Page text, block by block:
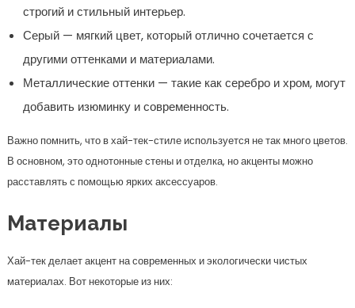
строгий и стильный интерьер.
Серый — мягкий цвет, который отлично сочетается с
другими оттенками и материалами.
Металлические оттенки — такие как серебро и хром, могут
добавить изюминку и современность.
Важно помнить, что в хай-тек-стиле используется не так много цветов.
В основном, это однотонные стены и отделка, но акценты можно
расставлять с помощью ярких аксессуаров.
Материалы
Хай-тек делает акцент на современных и экологически чистых
материалах. Вот некоторые из них: